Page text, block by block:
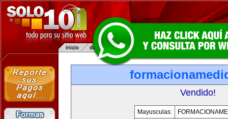
Vendido!
Mayusculas: